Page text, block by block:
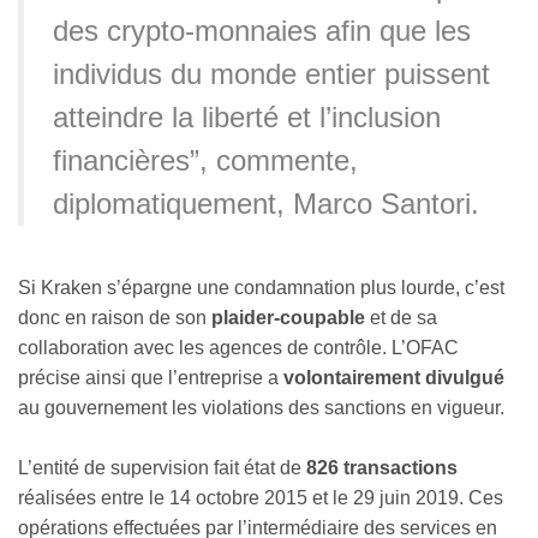
des crypto-monnaies afin que les
individus du monde entier puissent
atteindre la liberté et l’inclusion
financières”, commente,
diplomatiquement, Marco Santori.
Si Kraken s’épargne une condamnation plus lourde, c’est
donc en raison de son plaider-coupable et de sa
collaboration avec les agences de contrôle. L’OFAC
précise ainsi que l’entreprise a volontairement divulgué
au gouvernement les violations des sanctions en vigueur.
L’entité de supervision fait état de 826 transactions
réalisées entre le 14 octobre 2015 et le 29 juin 2019. Ces
opérations effectuées par l’intermédiaire des services en